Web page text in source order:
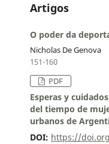
Artigos
O poder da
Nicholas De Genova
151-160
PDF
Esperas y
del tiempo de
urbanos de
DOI: https://